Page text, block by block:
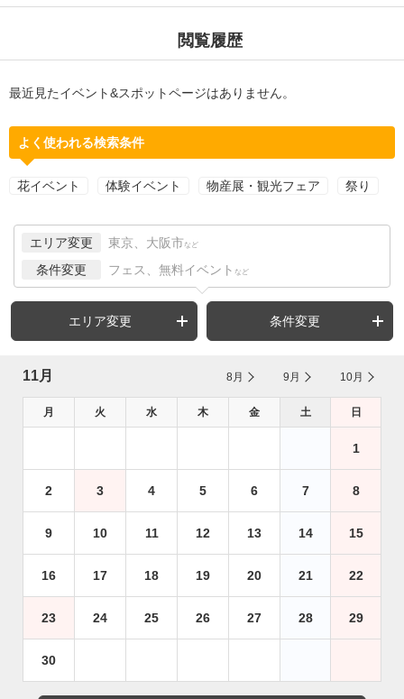
閲覧履歴
最近見たイベント&スポットページはありません。
よく使われる検索条件
花イベント 体験イベント 物産展・観光フェア 祭り
エリア変更 東京、大阪市 など
条件変更 フェス、無料イベント など
エリア変更 条件変更
11月 8月 9月 10月
月 火 水 木 金 土 日
1
2 3 4 5 6 7 8
9 10 11 12 13 14 15
16 17 18 19 20 21 22
23 24 25 26 27 28 29
30